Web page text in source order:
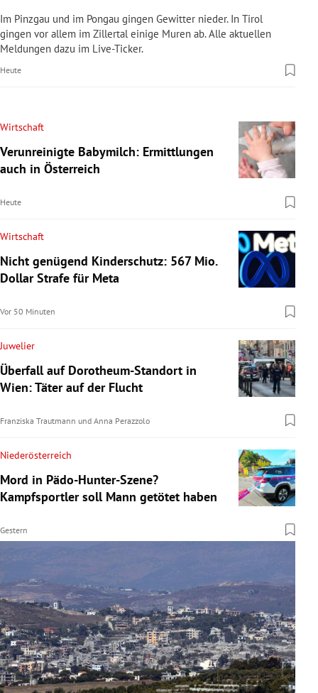
Im Pinzgau und im Pongau gingen Gewitter nieder. In Tirol
gingen vor allem im Zillertal einige Muren ab. Alle aktuellen
Meldungen dazu im Live-Ticker.
Heute
Wirtschaft
Verunreinigte Babymilch: Ermittlungen
auch in Österreich
Heute
Wirtschaft
Nicht genügend Kinderschutz: 567 Mio.
Dollar Strafe für Meta
Vor 50 Minuten
Juwelier
Überfall auf Dorotheum-Standort in
Wien: Täter auf der Flucht
Franziska Trautmann und Anna Perazzolo
Niederösterreich
Mord in Pädo-Hunter-Szene?
Kampfsportler soll Mann getötet haben
Gestern